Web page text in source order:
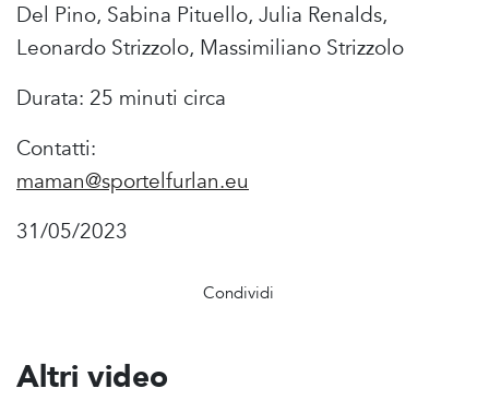
Del Pino, Sabina Pituello, Julia Renalds,
Leonardo Strizzolo, Massimiliano Strizzolo
Durata: 25 minuti circa
Contatti:
maman@sportelfurlan.eu
31/05/2023
Condividi
Altri video